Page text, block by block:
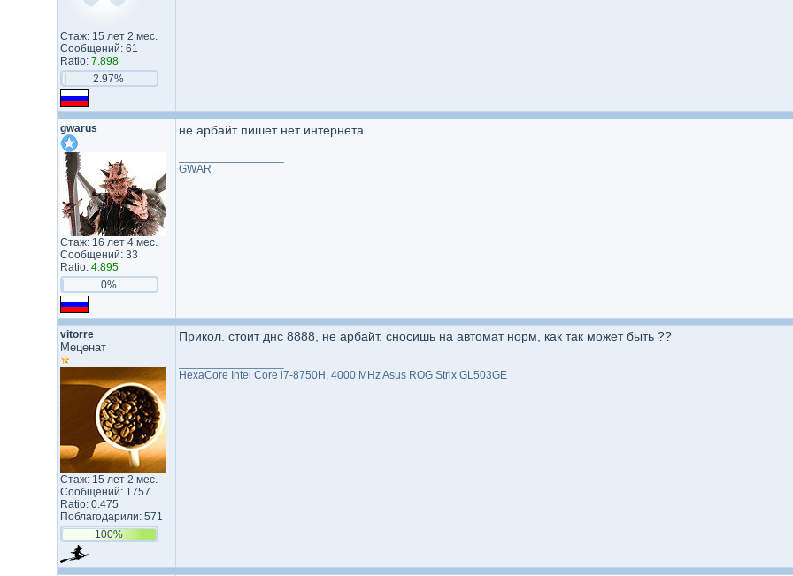
Стаж: 15 лет 2 мес.
Сообщений: 61
Ratio: 7.898
2.97%
gwarus
Стаж: 16 лет 4 мес.
Сообщений: 33
Ratio: 4.895
0%
не арбайт пишет нет интернета
GWAR
vitorre
Меценат
Стаж: 15 лет 2 мес.
Сообщений: 1757
Ratio: 0.475
Поблагодарили: 571
100%
Прикол. стоит днс 8888, не арбайт, сносишь на автомат норм, как так может быть ??
HexaCore Intel Core i7-8750H, 4000 MHz Asus ROG Strix GL503GE